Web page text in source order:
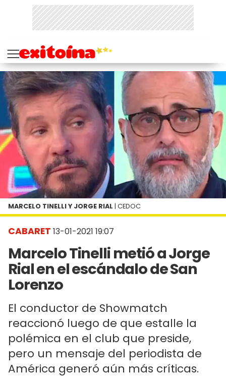
CABARET 13-01-2021 19:07
Marcelo Tinelli metió a Jorge
Rial en el escándalo de San
Lorenzo
El conductor de Showmatch
reaccionó luego de que estalle la
polémica en el club que preside,
pero un mensaje del periodista de
América generó aún más críticas.
MARCELO TINELLI Y JORGE RIAL | CEDOC